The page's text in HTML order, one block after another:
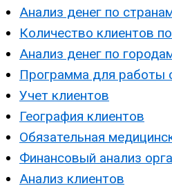
Анализ денег по
Количество клиентов
Анализ денег по
Программа для работы
Учет клиентов
География клиентов
Обязательная
Финансовый анализ
Анализ клиентов